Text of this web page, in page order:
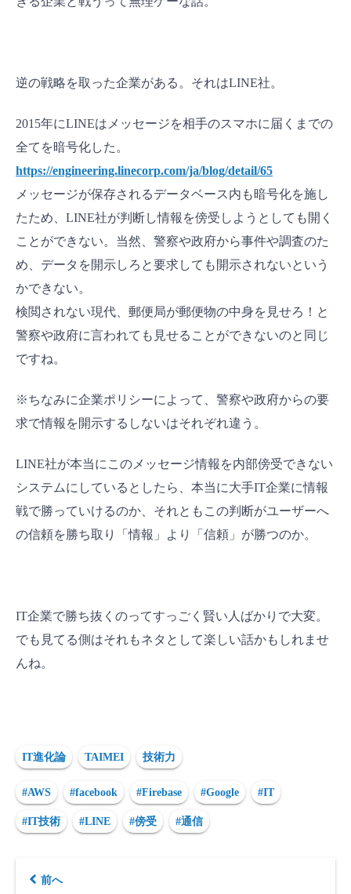
逆の戦略を取った企業がある。それはLINE社。
2015年にLINEはメッセージを相手のスマホに届くまでの
全てを暗号化した。
https://engineering.linecorp.com/ja/blog/detail/65
メッセージが保存されるデータベース内も暗号化を施し
たため、LINE社が判断し情報を傍受しようとしても開く
ことができない。当然、警察や政府から事件や調査のた
め、データを開示しろと要求しても開示されないという
かできない。
検閲されない現代、郵便局が郵便物の中身を見せろ！と
警察や政府に言われても見せることができないのと同じ
ですね。
※ちなみに企業ポリシーによって、警察や政府からの要
求で情報を開示するしないはそれぞれ違う。
LINE社が本当にこのメッセージ情報を内部傍受できない
システムにしているとしたら、本当に大手IT企業に情報
戦で勝っていけるのか、それともこの判断がユーザーへ
の信頼を勝ち取り「情報」より「信頼」が勝つのか。
IT企業で勝ち抜くのってすっごく賢い人ばかりで大変。
でも見てる側はそれもネタとして楽しい話かもしれませ
んね。
IT進化論 TAIMEI 技術力
#AWS #facebook #Firebase #Google #IT
#IT技術 #LINE #傍受 #通信
前へ